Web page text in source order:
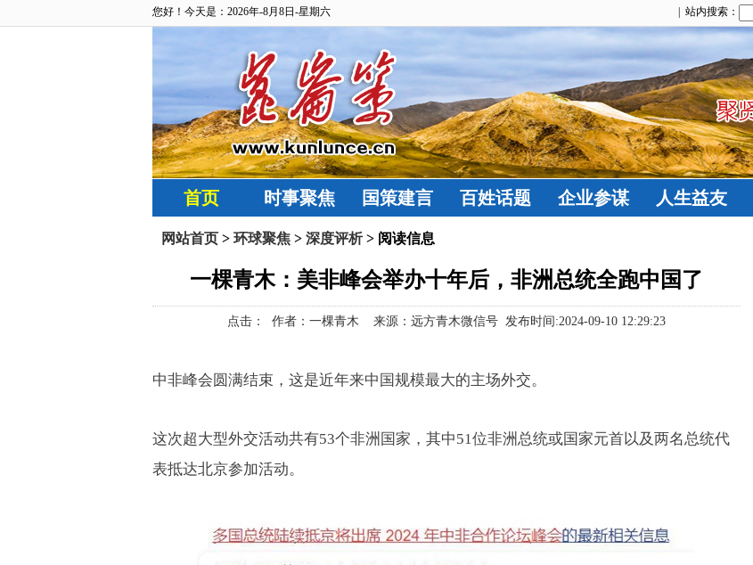
您好！今天是：2026年-8月8日-星期六 | 站内搜索：
首页 时事聚焦 国策建言 百姓话题 企业参谋 人生益友
网站首页 > 环球聚焦 > 深度评析> 阅读信息
一棵青木：美非峰会举办十年后，非洲总统全跑中国了
点击： 作者：一棵青木 来源：远方青木微信号 发布时间:2024-09-10 12:29:23
中非峰会圆满结束，这是近年来中国规模最大的主场外交。
这次超大型外交活动共有53个非洲国家，其中51位非洲总统或国家元首以及两名总统代
表抵达北京参加活动。